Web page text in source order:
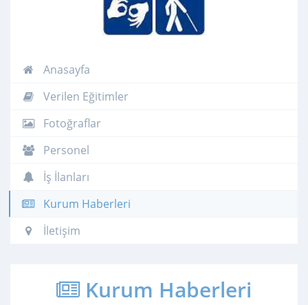
Anasayfa
Verilen Eğitimler
Fotoğraflar
Personel
İş İlanları
Kurum Haberleri
İletişim
Kurum Haberleri